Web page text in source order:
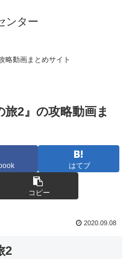
ンター
略動画まとめサイト
旅2』の攻略動画ま
はてブ
コピー
2020.09.08
2